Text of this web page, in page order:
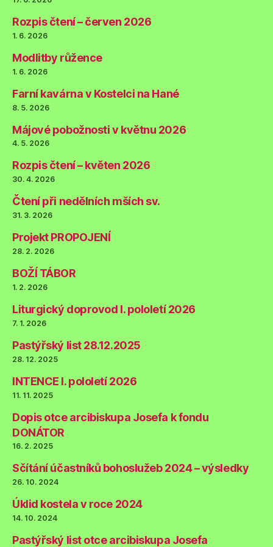
Rozpis čtení – červen 2026
1. 6. 2026
Modlitby růžence
1. 6. 2026
Farní kavárna v Kostelci na Hané
8. 5. 2026
Májové pobožnosti v květnu 2026
4. 5. 2026
Rozpis čtení – květen 2026
30. 4. 2026
Čtení při nedělních mších sv.
31. 3. 2026
Projekt PROPOJENÍ
28. 2. 2026
BOŽÍ TÁBOR
1. 2. 2026
Liturgický doprovod I. pololetí 2026
7. 1. 2026
Pastýřský list 28.12.2025
28. 12. 2025
INTENCE I. pololetí 2026
11. 11. 2025
Dopis otce arcibiskupa Josefa k fondu
DONÁTOR
16. 2. 2025
Sčítání účastníků bohoslužeb 2024 – výsledky
26. 10. 2024
Úklid kostela v roce 2024
14. 10. 2024
Pastýřský list otce arcibiskupa Josefa